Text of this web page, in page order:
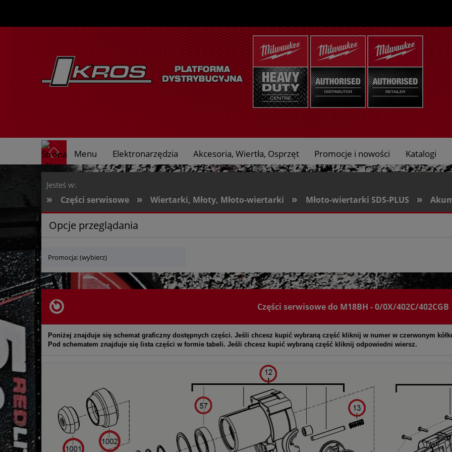
Menu Elektronarzędzia Akcesoria, Wiertła, Osprzęt Promocje i nowości Katalogi
O nas
Jesteś w:
» Części serwisowe » Wiertarki, Młoty, Młoto-wiertarki » Młoto-wiertarki SDS-PLUS »
Opcje przeglądania
Promocja: (wybierz)
Części serwisowe do M18BH - 0/0X/402C/402CGB
Poniżej znajduje się schemat graficzny dostępnych części. Jeśli chcesz kupić wybraną część kliknij w numer w czerwonym
Pod schematem znajduje się lista części w formie tabeli. Jeśli chcesz kupić wybraną część kliknij odpowiedni wiersz.